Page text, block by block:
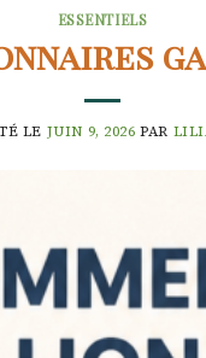
ESSENTIELS
LE JUIN 9, 2026 PAR